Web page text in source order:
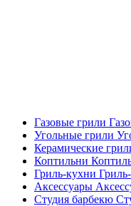
Газовые грили
Угольные грили
Керамические
Коптильни
Гриль-кухни
Аксессуары
Студия барбекю